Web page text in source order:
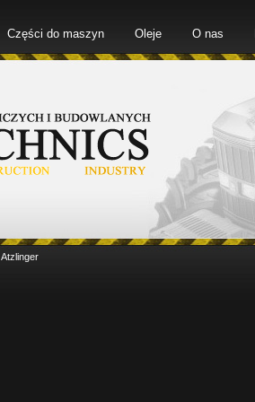
Części do maszyn Oleje O nas
Atzlinger